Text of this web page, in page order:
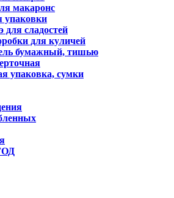
макаронс
упаковки
для сладостей
для куличей
бумажный, тишью
упаковка, сумки